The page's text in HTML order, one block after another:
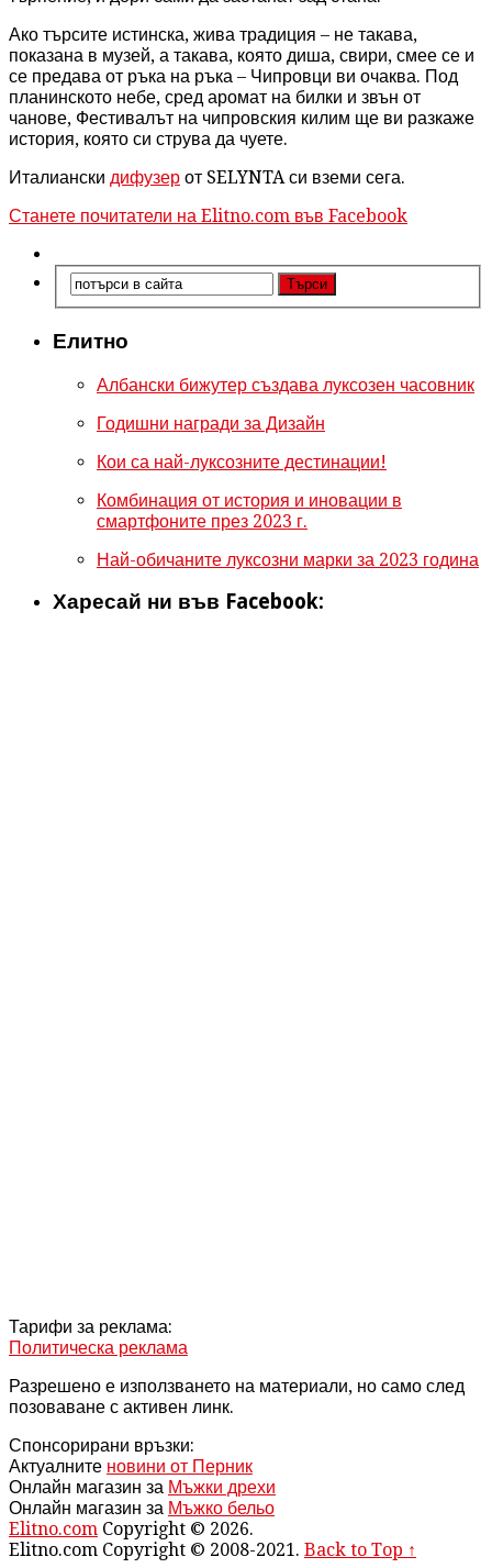
Ако търсите истинска, жива традиция – не такава,
показана в музей, а такава, която диша, свири, смее се и
се предава от ръка на ръка – Чипровци ви очаква. Под
планинското небе, сред аромат на билки и звън от
чанове, Фестивалът на чипровския килим ще ви разкаже
история, която си струва да чуете.
Италиански дифузер от SELYNTA си вземи сега.
Станете почитатели на Elitno.com във Facebook
Елитно
Албански бижутер създава луксозен часовник
Годишни награди за Дизайн
Кои са най-луксозните дестинации!
Комбинация от история и иновации в
смартфоните през 2023 г.
Най-обичаните луксозни марки за 2023 година
Харесай ни във Facebook:
Тарифи за реклама:
Политическа реклама
Разрешено е използването на материали, но само след
позоваване с активен линк.
Спонсорирани връзки:
Актуалните новини от Перник
Онлайн магазин за Мъжки дрехи
Онлайн магазин за Мъжко бельо
Elitno.com Copyright © 2026.
Elitno.com Copyright © 2008-2021. Back to Top ↑